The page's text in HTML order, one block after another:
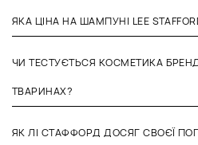
ЯКА ЦІНА НА ШАМПУНІ LEE
ЧИ ТЕСТУЄТЬСЯ КОСМЕТИКА БРЕНДУ
ТВАРИНАХ?
ЯК ЛІ СТАФФОРД ДОСЯГ СВОЄЇ